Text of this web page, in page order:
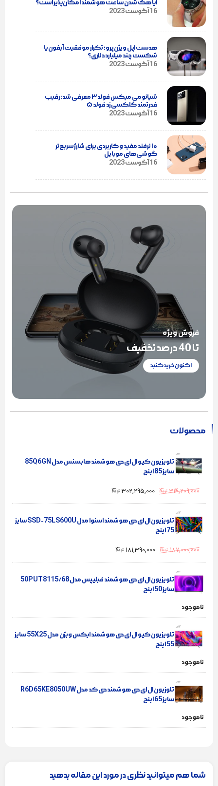
آیا هک شدن ساعت هوشمند امکان‌پذیر است؟
16 آگوست 2023
هدست اپل ویژن پرو؛ تکرار موفقیت آیفون یا
شکست چند میلیارد دلاری؟
16 آگوست 2023
شیائومی میکس فولد ۳ معرفی شد؛ رقیب
قدرتمند گلکسی زد فولد ۵
16 آگوست 2023
۱۰ ترفند مفید و کاربردی برای شارژ سریع‌تر
گوشی‌های موبایل
16 آگوست 2023
فروش ویژه
تا 40 درصد تخفیف
اکنون خرید کنید
محصولات
تلویزیون کیو ال ای دی هوشمند هایسنس مدل 85Q6GN
سایز 85 اینچ
314,209,000
302,295,000
تلویزیون ال ای دی هوشمند اسنوا مدل SSD-75LS600U سایز
75 اینچ
187,000,000
181,390,000
تلویزیون ال ای دی هوشمند فیلیپس مدل 50PUT8115/68
سایز 50 اینچ
ناموجود
تلویزیون کیو ال ای دی هوشمند ایکس ویژن مدل 55X25 سایز
55 اینچ
ناموجود
تلوزیون ال ای دی هوشمند دی کد مدل R6D65KE8050UW
سایز 65 اینچ
ناموجود
شما هم میتوانید نظری در مورد این مقاله بدهید